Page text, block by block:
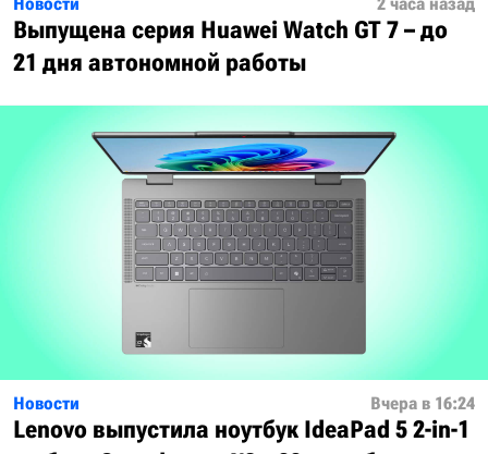
Новости 2 часа назад
Выпущена серия Huawei Watch GT 7 – до
21 дня автономной работы
Новости Вчера в 16:24
Lenovo выпустила ноутбук IdeaPad 5 2-in-1